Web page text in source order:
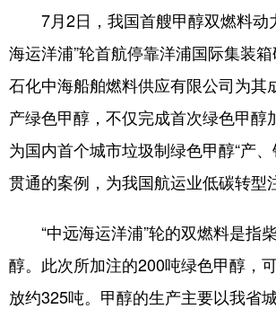
7月2日，我国首艘甲醇双燃料动
海运洋浦”轮首航停靠洋浦国际集装
石化中海船舶燃料供应有限公司为其
产绿色甲醇，不仅完成首次绿色甲醇
为国内首个城市垃圾制绿色甲醇“产
贯通的案例，为我国航运业低碳转型
“中远海运洋浦”轮的双燃料是指
醇。此次所加注的200吨绿色甲醇，
放约325吨。甲醇的生产主要以我省